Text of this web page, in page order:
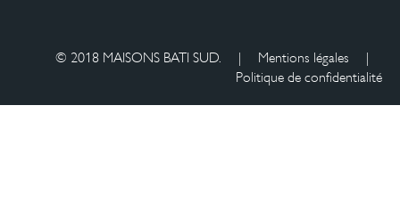
© 2018 MAISONS BATI SUD. | Mentions légales
|
Politique de confidentialité